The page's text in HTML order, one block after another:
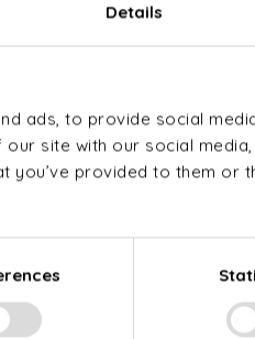
Details
ads, to provide social
site with our social
you’ve provided to them or
durable par